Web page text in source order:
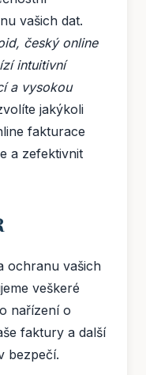
vašich dat.
český online
intuitivní
a vysokou
jakýkoli
fakturace
a zefektivnit
ochranu vašich
veškeré
nařízení o
faktury a další
bezpečí.